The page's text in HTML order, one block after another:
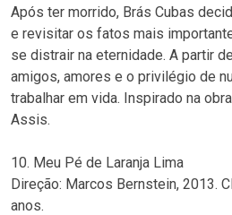
Após ter morrido, Brás Cubas
e revisitar os fatos mais
se distrair na eternidade. A partir
amigos, amores e o privilégio de
trabalhar em vida. Inspirado na
Assis.
10. Meu Pé de Laranja Lima
Direção: Marcos Bernstein, 2013.
anos.